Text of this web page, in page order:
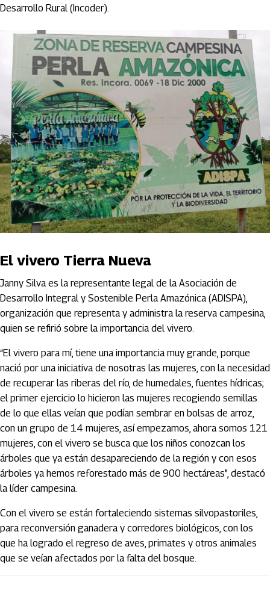
Desarrollo Rural (Incoder).
El vivero Tierra Nueva
Janny Silva es la representante legal de la Asociación de
Desarrollo Integral y Sostenible Perla Amazónica (ADISPA),
organización que representa y administra la reserva campesina,
quien se refirió sobre la importancia del vivero.
“El vivero para mí, tiene una importancia muy grande, porque
nació por una iniciativa de nosotras las mujeres, con la necesidad
de recuperar las riberas del río, de humedales, fuentes hídricas;
el primer ejercicio lo hicieron las mujeres recogiendo semillas
de lo que ellas veían que podían sembrar en bolsas de arroz,
con un grupo de 14 mujeres, así empezamos, ahora somos 121
mujeres, con el vivero se busca que los niños conozcan los
árboles que ya están desapareciendo de la región y con esos
árboles ya hemos reforestado más de 900 hectáreas”, destacó
la líder campesina.
Con el vivero se están fortaleciendo sistemas silvopastoriles,
para reconversión ganadera y corredores biológicos, con los
que ha logrado el regreso de aves, primates y otros animales
que se veían afectados por la falta del bosque.